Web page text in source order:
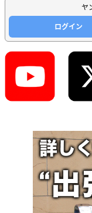
ヤ
ログイン